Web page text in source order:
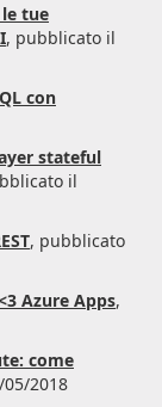
le tue
, pubblicato il
con
stateful
il
, pubblicato
Azure Apps,
come
2018